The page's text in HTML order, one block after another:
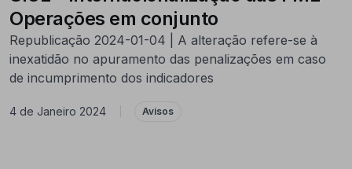
Operações em conjunto
Republicação 2024-01-04 | A alteração refere-se à
inexatidão no apuramento das penalizações em caso
de incumprimento dos indicadores
4 de Janeiro 2024 Avisos